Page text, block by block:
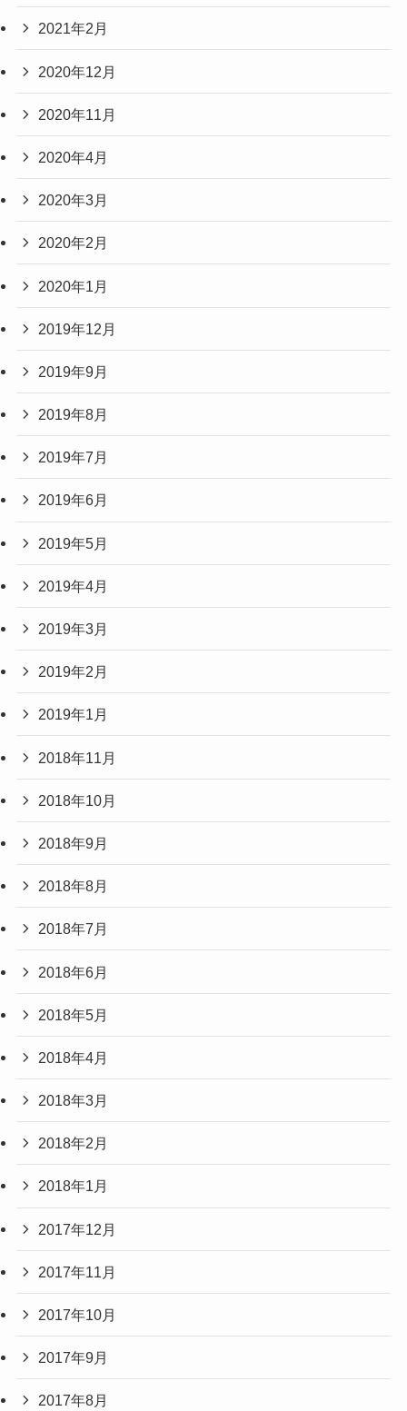
2021年2月
2020年12月
2020年11月
2020年4月
2020年3月
2020年2月
2020年1月
2019年12月
2019年9月
2019年8月
2019年7月
2019年6月
2019年5月
2019年4月
2019年3月
2019年2月
2019年1月
2018年11月
2018年10月
2018年9月
2018年8月
2018年7月
2018年6月
2018年5月
2018年4月
2018年3月
2018年2月
2018年1月
2017年12月
2017年11月
2017年10月
2017年9月
2017年8月